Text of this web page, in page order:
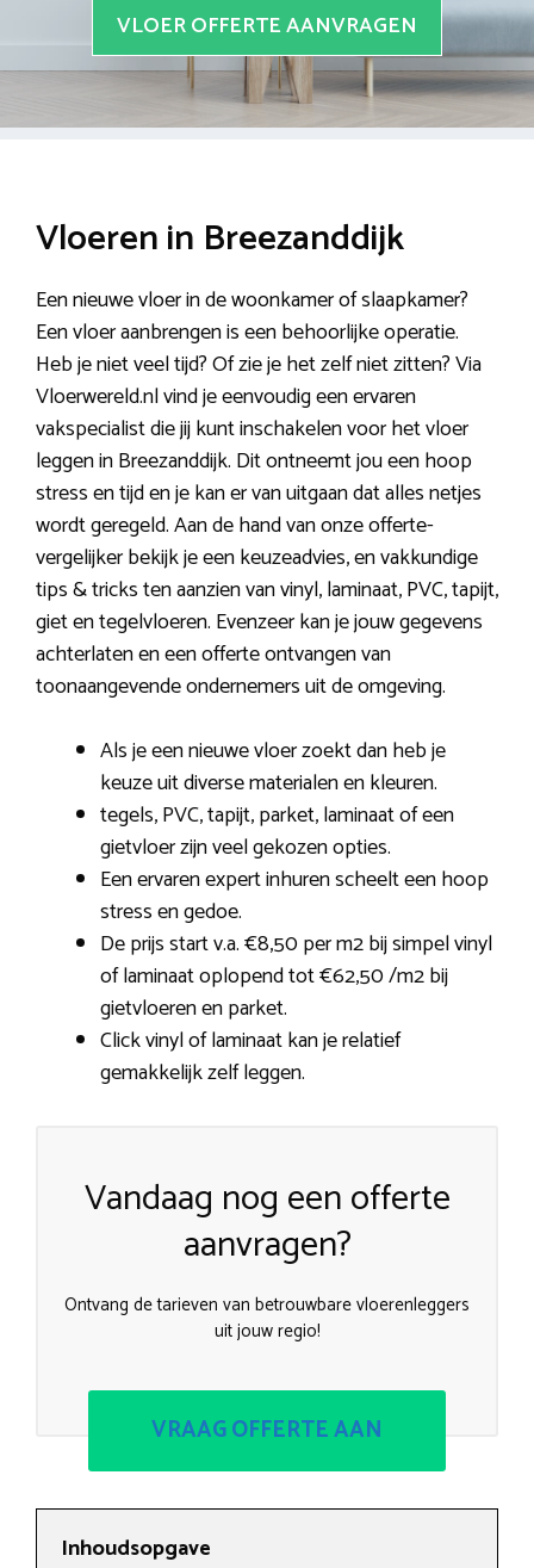
VLOER OFFERTE AANVRAGEN
Vloeren in Breezanddijk
Een nieuwe vloer in de woonkamer of slaapkamer?
Een vloer aanbrengen is een behoorlijke operatie.
Heb je niet veel tijd? Of zie je het zelf niet zitten? Via
Vloerwereld.nl vind je eenvoudig een ervaren
vakspecialist die jij kunt inschakelen voor het vloer
leggen in Breezanddijk. Dit ontneemt jou een hoop
stress en tijd en je kan er van uitgaan dat alles netjes
wordt geregeld. Aan de hand van onze offerte-
vergelijker bekijk je een keuzeadvies, en vakkundige
tips & tricks ten aanzien van vinyl, laminaat, PVC, tapijt,
giet en tegelvloeren. Evenzeer kan je jouw gegevens
achterlaten en een offerte ontvangen van
toonaangevende ondernemers uit de omgeving.
Als je een nieuwe vloer zoekt dan heb je
keuze uit diverse materialen en kleuren.
tegels, PVC, tapijt, parket, laminaat of een
gietvloer zijn veel gekozen opties.
Een ervaren expert inhuren scheelt een hoop
stress en gedoe.
De prijs start v.a. €8,50 per m2 bij simpel vinyl
of laminaat oplopend tot €62,50 /m2 bij
gietvloeren en parket.
Click vinyl of laminaat kan je relatief
gemakkelijk zelf leggen.
Vandaag nog een offerte
aanvragen?
Ontvang de tarieven van betrouwbare vloerenleggers
uit jouw regio!
VRAAG OFFERTE AAN
Inhoudsopgave